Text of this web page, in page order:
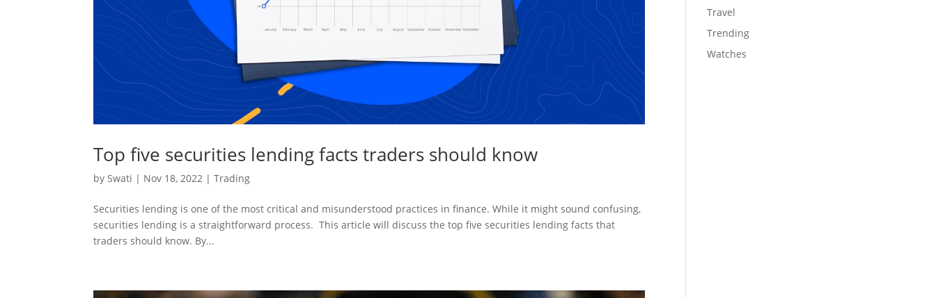
Top five securities lending facts traders should know
by Swati | Nov 18, 2022 |Trading
Securities lending is one of the most critical and misunderstood practices in finance. While it might sound confusing,
securities lending is a straightforward process. This article will discuss the top five securities lending facts that
traders should know. By...
Travel
Trending
Watches